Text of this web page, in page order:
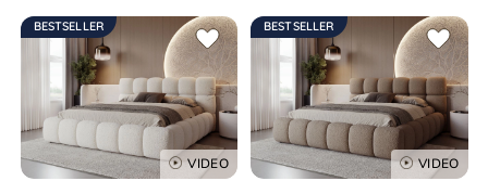
BESTSELLER
VIDEO
BESTSELLER
VIDEO